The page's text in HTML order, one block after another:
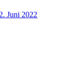
Juni 2022